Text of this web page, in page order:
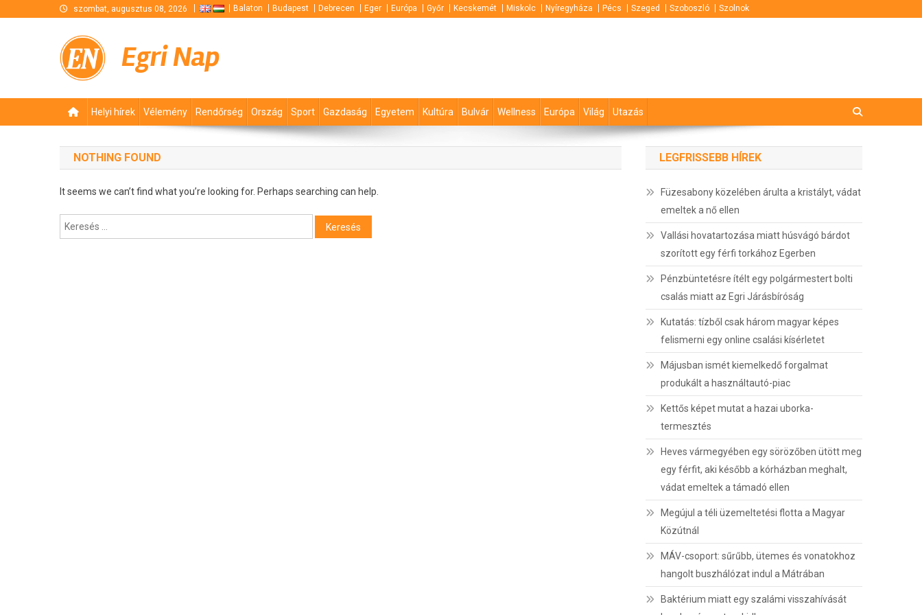
szombat, augusztus 08, 2026 Balaton Budapest Debrecen Eger Európa Győr Kecskemét Miskolc Nyíregyháza Pécs Szeged Szoboszló Szolnok
Egri Nap
Helyi hírek Vélemény Rendőrség Ország Sport Gazdaság Egyetem Kultúra Bulvár Wellness Európa Világ Utazás
NOTHING FOUND
It seems we can’t find what you’re looking for. Perhaps searching can help.
Keresés:
LEGFRISSEBB HÍREK
Füzesabony közelében árulta a kristályt, vádat
emeltek a nő ellen
Vallási hovatartozása miatt húsvágó bárdot
szorított egy férfi torkához Egerben
Pénzbüntetésre ítélt egy polgármestert bolti
csalás miatt az Egri Járásbíróság
Kutatás: tízből csak három magyar képes
felismerni egy online csalási kísérletet
Májusban ismét kiemelkedő forgalmat
produkált a használtautó-piac
Kettős képet mutat a hazai uborka-
termesztés
Heves vármegyében egy sörözőben ütött meg
egy férfit, aki később a kórházban meghalt,
vádat emeltek a támadó ellen
Megújul a téli üzemeltetési flotta a Magyar
Közútnál
MÁV-csoport: sűrűbb, ütemes és vonatokhoz
hangolt buszhálózat indul a Mátrában
Baktérium miatt egy szalámi visszahívását